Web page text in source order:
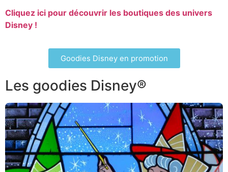
Cliquez ici pour découvrir les boutiques des univers
Disney !
Goodies Disney en promotion
Les goodies Disney®